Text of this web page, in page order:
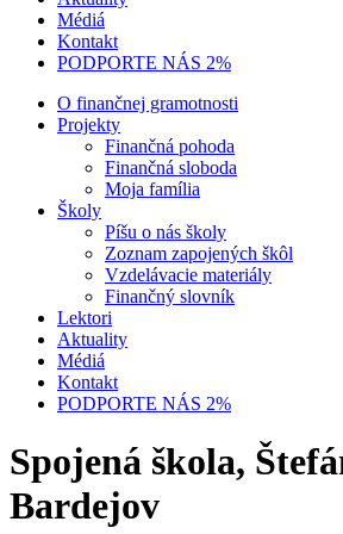
Médiá
Kontakt
PODPORTE NÁS 2%
O finančnej gramotnosti
Projekty
Finančná pohoda
Finančná sloboda
Moja família
Školy
Píšu o nás školy
Zoznam zapojených škôl
Vzdelávacie materiály
Finančný slovník
Lektori
Aktuality
Médiá
Kontakt
PODPORTE NÁS 2%
Spojená škola,
Bardejov